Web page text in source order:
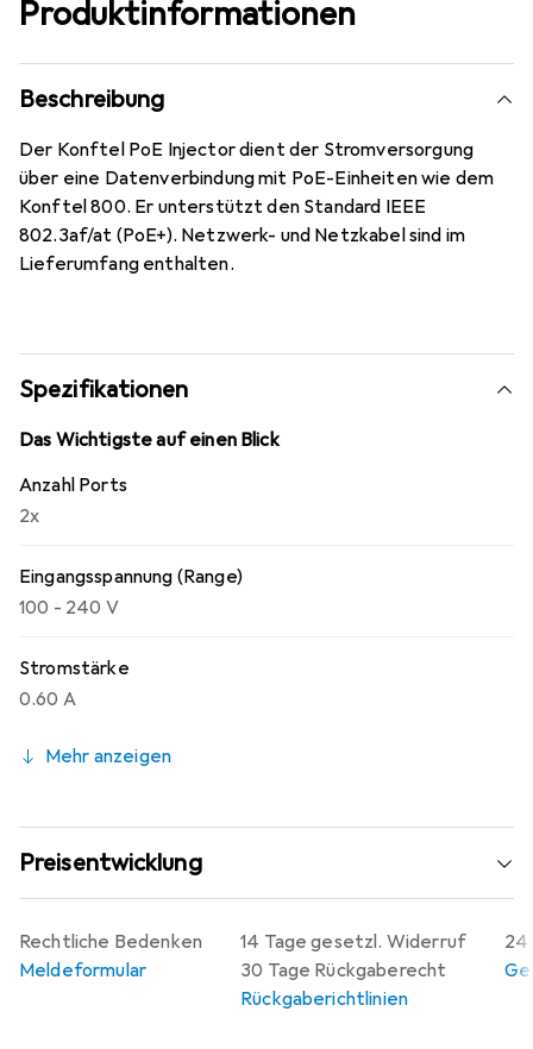
Produktinformationen
Beschreibung
Der Konftel PoE Injector dient der Stromversorgung
über eine Datenverbindung mit PoE-Einheiten wie dem
Konftel 800. Er unterstützt den Standard IEEE
802.3af/at (PoE+). Netzwerk- und Netzkabel sind im
Lieferumfang enthalten.
Spezifikationen
Das Wichtigste auf einen Blick
Anzahl Ports
2x
Eingangsspannung (Range)
100 - 240 V
Stromstärke
0.60 A
Mehr anzeigen
Preisentwicklung
14 Tage gesetzl. Widerruf
30 Tage Rückgaberecht
Rückgaberichtlinien
24
Rechtliche Bedenken
Meldeformular